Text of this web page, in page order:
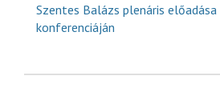
Szentes Balázs plenáris
konferenciáján